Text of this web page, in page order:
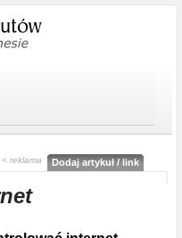
< reklama Dodaj artykuł / link